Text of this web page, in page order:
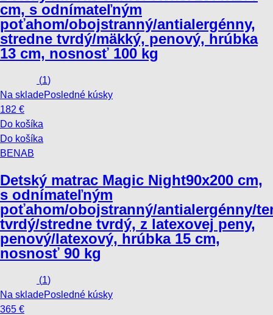
cm, s odnímateľným
poťahom/obojstranný/antialergénny,
stredne tvrdý/mäkký, penový, hrúbka
13 cm, nosnosť 100 kg
(1)
Na skladePosledné kúsky
182 €
Do košíka
Do košíka
BENAB
Detský matrac Magic Night90x200 cm,
s odnímateľným
poťahom/obojstranný/antialergénny/
tvrdý/stredne tvrdý, z latexovej peny,
penový/latexový, hrúbka 15 cm,
nosnosť 90 kg
(1)
Na skladePosledné kúsky
365 €